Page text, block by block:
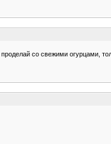
со свежими огурцами,